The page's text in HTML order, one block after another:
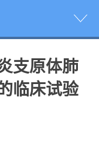
支原体肺
临床试验